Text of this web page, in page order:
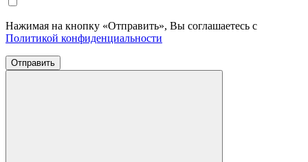
Нажимая на кнопку «Отправить», Вы соглашаетесь с
Политикой конфиденциальности
Отправить